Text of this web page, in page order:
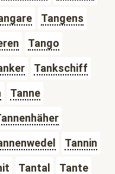
Tangens
Tango
Tankschiff
Tanne
Tannin
Tantal Tante